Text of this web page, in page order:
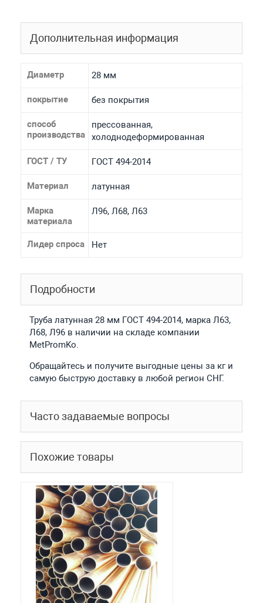
Дополнительная информация
Диаметр 28 мм
покрытие без покрытия
способ
производства
прессованная,
холоднодеформированная
ГОСТ / ТУ ГОСТ 494-2014
Материал латунная
Марка
материала
Л96, Л68, Л63
Лидер спроса Нет
Подробности
Труба латунная 28 мм ГОСТ 494-2014, марка Л63,
Л68, Л96 в наличии на складе компании
MetPromKo.
Обращайтесь и получите выгодные цены за кг и
самую быструю доставку в любой регион СНГ.
Часто задаваемые вопросы
Похожие товары